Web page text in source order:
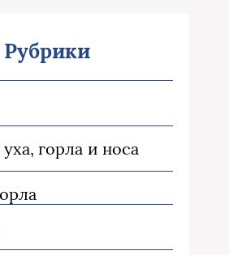
Рубрики
горла и носа